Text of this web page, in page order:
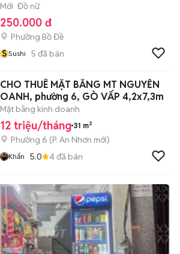
Mới Đồ nữ
250.000 đ
Phường Bồ Đề
S Sushi 5 đã bán
CHO THUÊ MẶT BẰNG MT NGUYỄN
OANH, phường 6, GÒ VẤP 4,2x7,3m
Mặt bằng kinh doanh
12 triệu/tháng 31 m²
Phường 6 (P. An Nhơn mới)
Khẩn 5.0 4đã bán